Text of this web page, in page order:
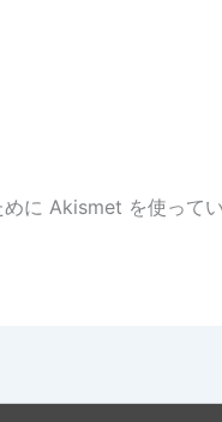
に Akismet を使ってい